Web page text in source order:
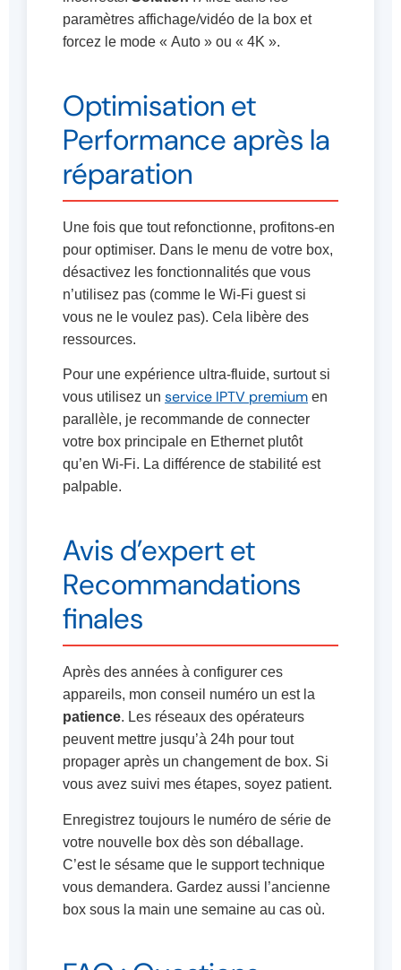
paramètres affichage/vidéo de la box et
forcez le mode « Auto » ou « 4K ».
Optimisation et
Performance après la
réparation
Une fois que tout refonctionne, profitons-en
pour optimiser. Dans le menu de votre box,
désactivez les fonctionnalités que vous
n’utilisez pas (comme le Wi-Fi guest si
vous ne le voulez pas). Cela libère des
ressources.
Pour une expérience ultra-fluide, surtout si
vous utilisez un service IPTV premium en
parallèle, je recommande de connecter
votre box principale en Ethernet plutôt
qu’en Wi-Fi. La différence de stabilité est
palpable.
Avis d’expert et
Recommandations
finales
Après des années à configurer ces
appareils, mon conseil numéro un est la
patience. Les réseaux des opérateurs
peuvent mettre jusqu’à 24h pour tout
propager après un changement de box. Si
vous avez suivi mes étapes, soyez patient.
Enregistrez toujours le numéro de série de
votre nouvelle box dès son déballage.
C’est le sésame que le support technique
vous demandera. Gardez aussi l’ancienne
box sous la main une semaine au cas où.